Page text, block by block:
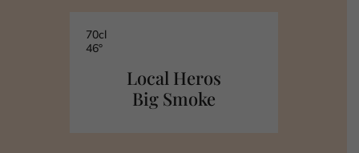
70cl
46°
Local Heros
Big Smoke